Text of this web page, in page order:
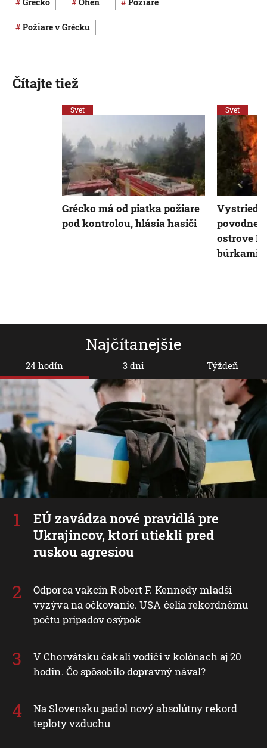
požiare v Grécku
Najčítanejšie
24 hodín
EÚ zavádza nové pravidlá pre
Ukrajincov, ktorí utiekli pred
ruskou agresiou
Odporca vakcín Robert F. Kennedy mladší
vyzýva na očkovanie. USA čelia rekordnému
počtu prípadov osýpok
V Chorvátsku čakali vodiči v kolónach aj 20
hodín. Čo spôsobilo dopravný nával?
Na Slovensku padol nový absolútny rekord
teploty vzduchu
3 dni Týždeň
Čítajte tiež
Svet
Grécko má od piatka požiare
pod kontrolou, hlásia hasiči
Svet
ostrove
búrkami